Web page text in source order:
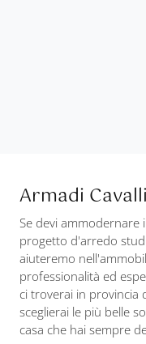
Armadi
Se devi ammodernare
progetto d'arredo
aiuteremo
professionalità ed
ci troverai in provincia
sceglierai le più belle
casa che hai sempre